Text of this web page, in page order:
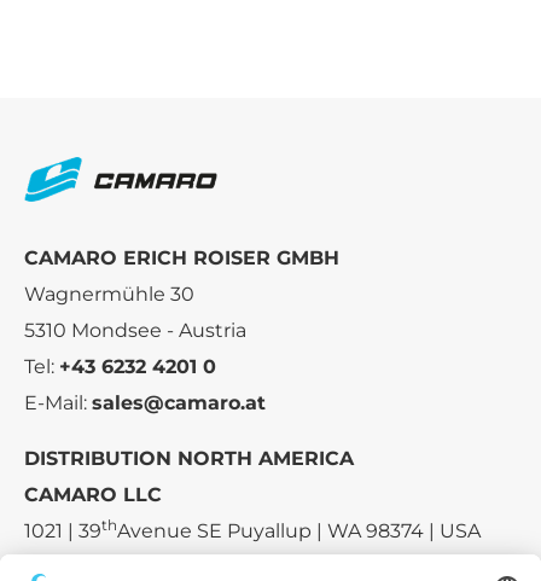
CAMARO ERICH ROISER GMBH
Wagnermühle 30
5310 Mondsee - Austria
Tel: +43 6232 4201 0
E-Mail: sales@camaro.at
DISTRIBUTION NORTH AMERICA
CAMARO LLC
1021 | 39thAvenue SE Puyallup | WA 98374 | USA